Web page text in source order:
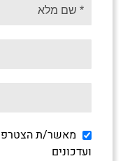
מאשר/ת
ועדכונים